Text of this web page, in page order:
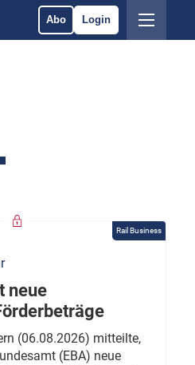
Abo Login
Rail Business
neue
(06.08.2026) mitteilte,
(EBA) neue